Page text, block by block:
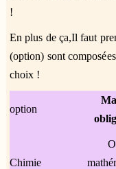
!
En plus de ça,Il faut
(option) sont
choix !
option
Chimie